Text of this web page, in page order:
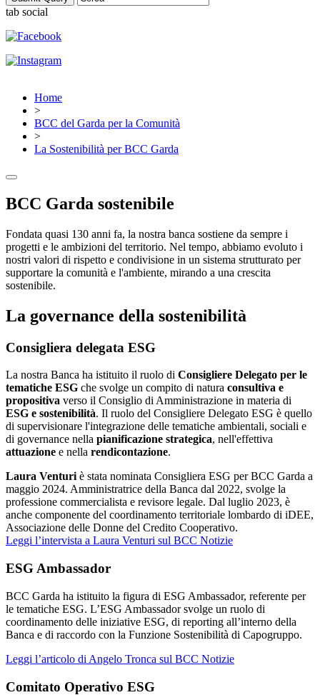
tab social
Home
>
BCC del Garda per la Comunità
>
La Sostenibilità per BCC Garda
BCC Garda sostenibile
Fondata quasi 130 anni fa, la nostra banca sostiene da sempre i
progetti e le ambizioni del territorio. Nel tempo, abbiamo evoluto i
nostri valori di rispetto e condivisione in un sistema strutturato per
supportare la comunità e l'ambiente, mirando a una crescita
sostenibile.
La governance della sostenibilità
Consigliera delegata ESG
La nostra Banca ha istituito il ruolo di Consigliere Delegato per le
tematiche ESG che svolge un compito di natura consultiva e
propositiva verso il Consiglio di Amministrazione in materia di
ESG e sostenibilità. Il ruolo del Consigliere Delegato ESG è quello
di supervisionare l'integrazione delle tematiche ambientali, sociali e
di governance nella pianificazione strategica, nell'effettiva
attuazione e nella rendicontazione.
Laura Venturi è stata nominata Consigliera ESG per BCC Garda a
maggio 2024. Amministratrice della Banca dal 2022, svolge la
professione commercialista e revisore legale. Dal luglio 2023, è
anche componente del coordinamento territoriale lombardo di iDEE,
Associazione delle Donne del Credito Cooperativo.
Leggi l’intervista a Laura Venturi sul BCC Notizie
ESG Ambassador
BCC Garda ha istituito la figura di ESG Ambassador, referente per
le tematiche ESG. L’ESG Ambassador svolge un ruolo di
coordinamento delle iniziative ESG, di reporting all’interno della
Banca e di raccordo con la Funzione Sostenibilità di Capogruppo.
Leggi l’articolo di Angelo Tronca sul BCC Notizie
Comitato Operativo ESG